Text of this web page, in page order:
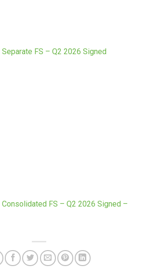
FS – Q2 2026 Signed
FS – Q2 2026 Signed –